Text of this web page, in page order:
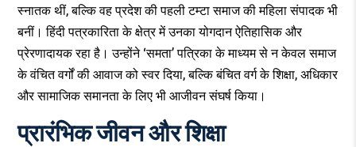
स्नातक थीं, बल्कि वह प्रदेश की पहली टम्टा समाज की महिला संपादक भी
बनीं। हिंदी पत्रकारिता के क्षेत्र में उनका योगदान ऐतिहासिक और
प्रेरणादायक रहा है। उन्होंने ‘समता’ पत्रिका के माध्यम से न केवल समाज
के वंचित वर्गों की आवाज को स्वर दिया, बल्कि बंचित वर्ग के शिक्षा, अधिकार
और सामाजिक समानता के लिए भी आजीवन संघर्ष किया।
प्रारंभिक जीवन और शिक्षा